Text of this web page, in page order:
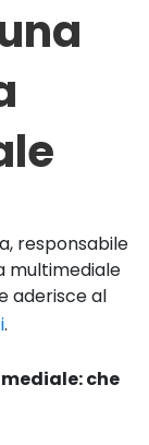
responsabile
multimediale
aderisce al
.
che